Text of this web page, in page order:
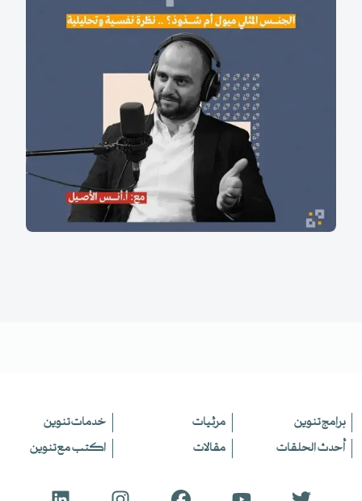
الجنس المثلي ميول أم شذوذ؟ نظرة
نفسية وتحليلية مع أنس الأصيل
برامج تنوين مرئيات
خدمات تنوين
أحدث الحلقات
مقالات اكتب مع تنوين